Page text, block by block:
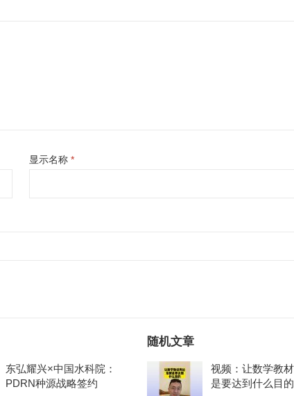
显示名称*
东弘耀兴×中国水科院：
PDRN种源战略签约
随机文章
视频：让数学教
是要达到什么目的